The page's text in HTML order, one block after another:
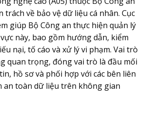
trách về bảo vệ dữ liệu cá nhân. Cục
giúp Bộ Công an thực hiện quản lý
này, bao gồm hướng dẫn, kiểm
nại, tố cáo và xử lý vi phạm. Vai trò
quan trọng, đóng vai trò là đầu mối
hồ sơ và phối hợp với các bên liên
an toàn dữ liệu trên không gian